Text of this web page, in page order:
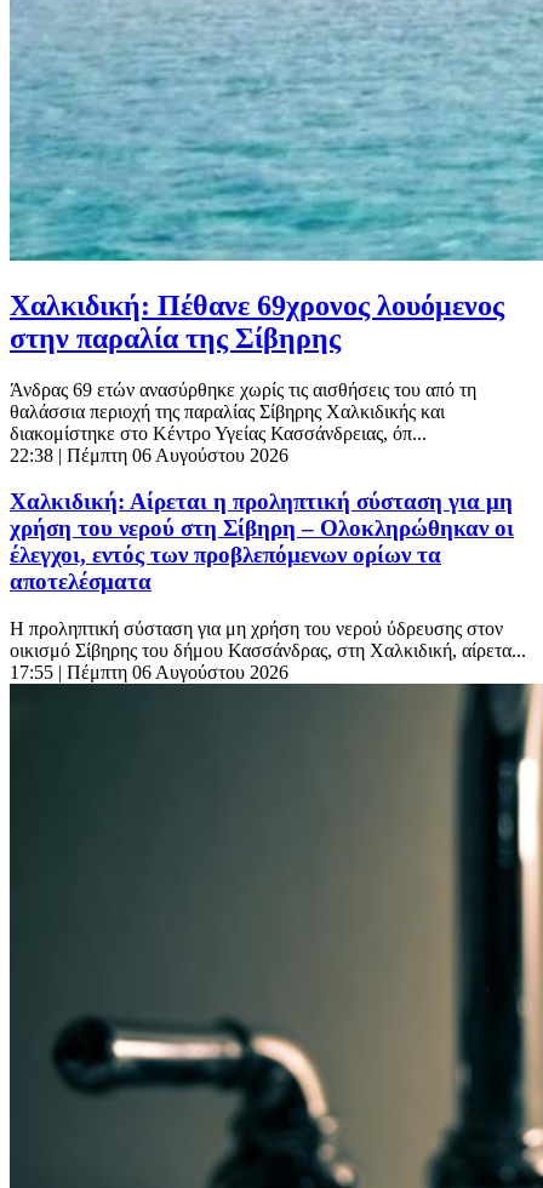
Χαλκιδική: Πέθανε 69χρονος λουόμενος
στην παραλία της Σίβηρης
Άνδρας 69 ετών ανασύρθηκε χωρίς τις αισθήσεις του από τη
θαλάσσια περιοχή της παραλίας Σίβηρης Χαλκιδικής και
διακομίστηκε στο Κέντρο Υγείας Κασσάνδρειας, όπ...
22:38 | Πέμπτη 06 Αυγούστου 2026
Χαλκιδική: Αίρεται η προληπτική σύσταση για μη
χρήση του νερού στη Σίβηρη – Ολοκληρώθηκαν οι
έλεγχοι, εντός των προβλεπόμενων ορίων τα
αποτελέσματα
Η προληπτική σύσταση για μη χρήση του νερού ύδρευσης στον
οικισμό Σίβηρης του δήμου Κασσάνδρας, στη Χαλκιδική, αίρετα...
17:55 | Πέμπτη 06 Αυγούστου 2026